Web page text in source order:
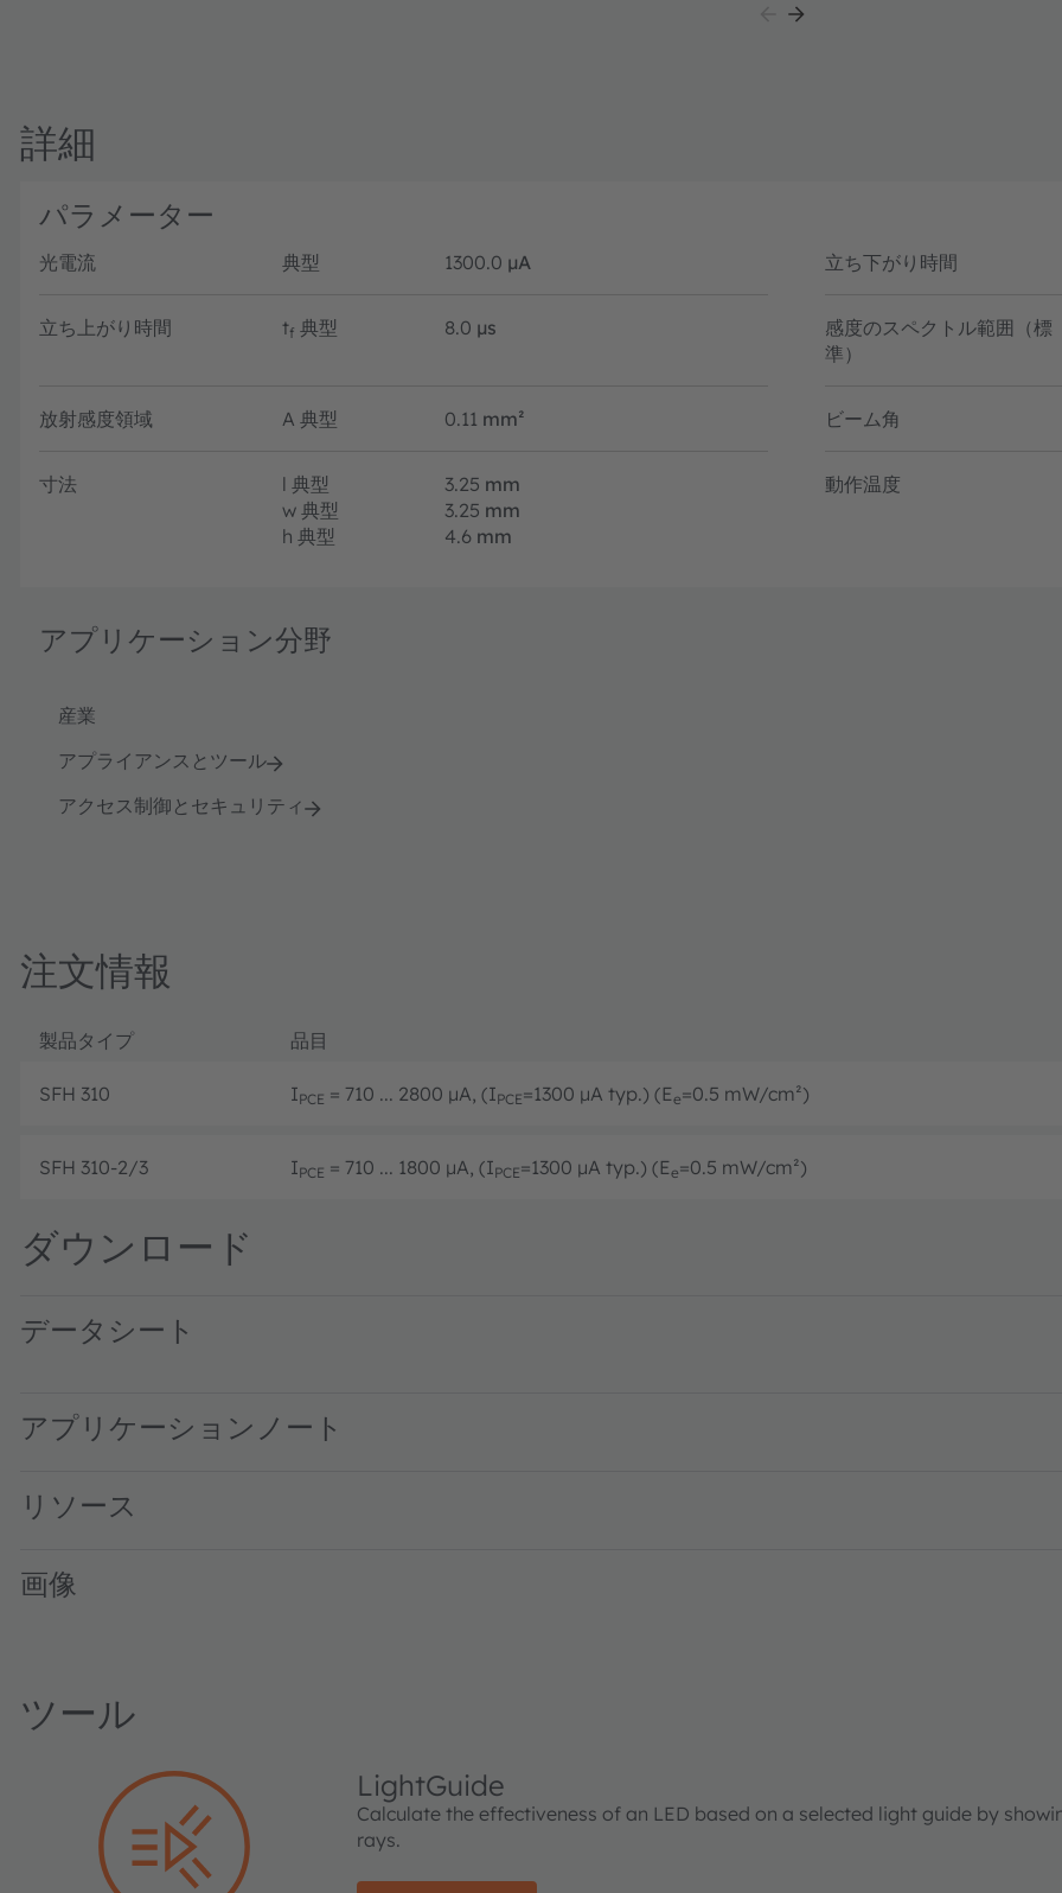
詳細
パラメーター
光電流 典型 1300.0 µA 立ち下がり時間
立ち上がり時間 tf 典型 8.0 µs
感度のスペクトル範囲（標
準）
放射感度領域 A 典型 0.11 mm² ビーム角
寸法 l 典型 3.25 mm
w 典型 3.25 mm
h 典型 4.6 mm
動作温度
アプリケーション分野
産業
アプライアンスとツール
アクセス制御とセキュリティ
注文情報
製品タイプ 品目
SFH 310 IPCE = 710 ... 2800 µA, (IPCE=1300 µA typ.) (Ee=0.5 mW/cm²)
SFH 310-2/3 IPCE = 710 ... 1800 µA, (IPCE=1300 µA typ.) (Ee=0.5 mW/cm²)
ダウンロード
データシート
アプリケーションノート
リソース
画像
ツール
LightGuide
Calculate the effectiveness of an LED based on a selected light guide by
rays.